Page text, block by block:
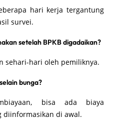
hari kerja tergantung
survei.
setelah BPKB digadaikan?
sehari-hari oleh pemiliknya.
bunga?
bisa ada biaya
diinformasikan di awal.